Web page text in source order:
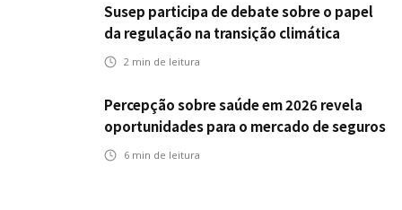
Susep participa de debate sobre o papel
da regulação na transição climática
2 min de leitura
Percepção sobre saúde em 2026 revela
oportunidades para o mercado de seguros
ampliar cobertura e prevenção
6 min de leitura